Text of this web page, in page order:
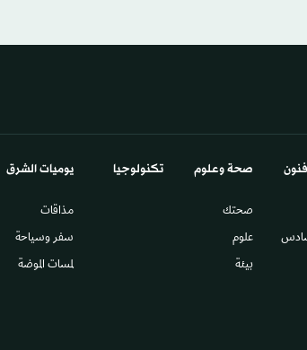
صحة وعلوم
صحتك
علوم
بيئة
تكنولوجيا يوميات الشرق​
مذاقات
سفر وسياحة
لمسات الموضة